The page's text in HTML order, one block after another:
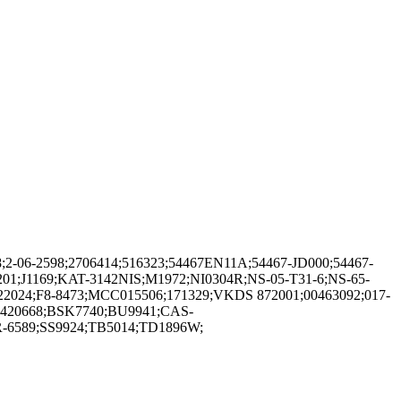
06-2598;2706414;516323;54467EN11A;54467-JD000;54467-
3142NIS;M1972;NI0304R;NS-05-T31-6;NS-65-
8473;MCC015506;171329;VKDS 872001;00463092;017-